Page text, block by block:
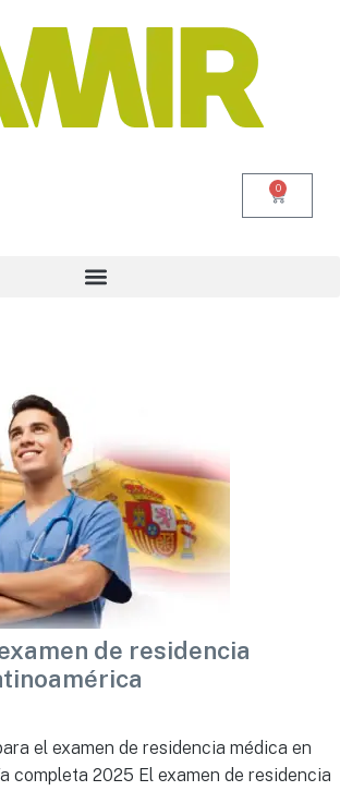
0
de residencia
el examen de residencia médica en
completa 2025 El examen de residencia